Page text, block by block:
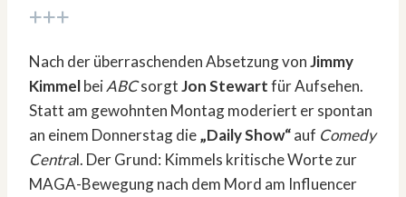
+++
Nach der überraschenden Absetzung vonJimmy
KimmelbeiABCsorgtJon Stewartfür Aufsehen.
Statt am gewohnten Montag moderiert er spontan
an einem Donnerstag die„Daily Show“auf Comedy
Central. Der Grund: Kimmels kritische Worte zur
MAGA-Bewegung nach dem Mord am Influencer